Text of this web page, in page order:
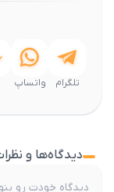
تلگرام واتساپ
دیدگاه‌ها و